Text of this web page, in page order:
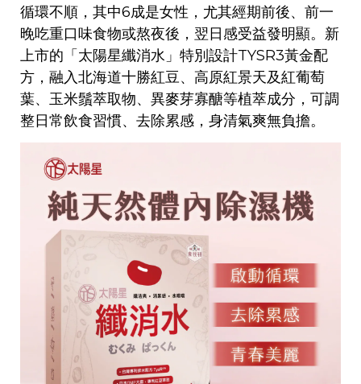
循環不順，其中6成是女性，尤其經期前後、前一
晚吃重口味食物或熬夜後，翌日感受益發明顯。新
上市的「太陽星纖消水」特別設計TYSR3黃金配
方，融入北海道十勝紅豆、高原紅景天及紅葡萄
葉、玉米鬚萃取物、異麥芽寡醣等植萃成分，可調
整日常飲食習慣、去除累感，身清氣爽無負擔。